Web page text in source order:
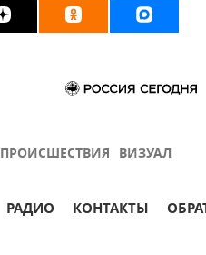
ПРОИСШЕСТВИЯ ВИЗУАЛ
РАДИО КОНТАКТЫ